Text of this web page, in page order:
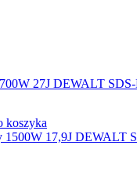
27J DEWALT
koszyka